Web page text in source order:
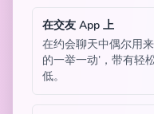
在交友 App 上
在约会聊天中偶尔用
的一举一动’，带有轻
低。